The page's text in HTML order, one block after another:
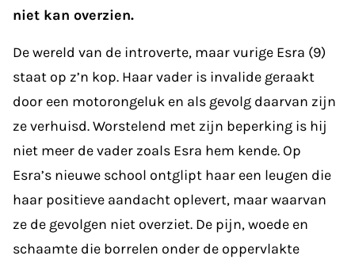
niet kan overzien.
De wereld van de introverte, maar vurige Esra (9)
staat op z’n kop. Haar vader is invalide geraakt
door een motorongeluk en als gevolg daarvan zijn
ze verhuisd. Worstelend met zijn beperking is hij
niet meer de vader zoals Esra hem kende. Op
Esra’s nieuwe school ontglipt haar een leugen die
haar positieve aandacht oplevert, maar waarvan
ze de gevolgen niet overziet. De pijn, woede en
schaamte die borrelen onder de oppervlakte